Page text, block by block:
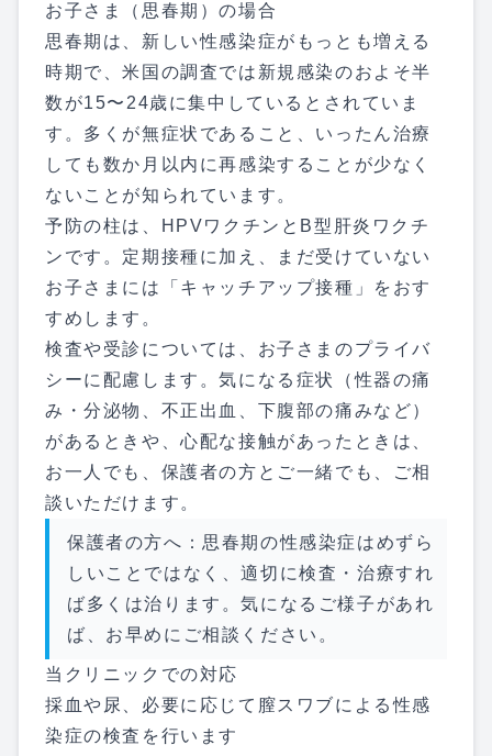
お子さま（思春期）の場合
思春期は、新しい性感染症がもっとも増える
時期で、米国の調査では新規感染のおよそ半
数が15〜24歳に集中しているとされていま
す。多くが無症状であること、いったん治療
しても数か月以内に再感染することが少なく
ないことが知られています。
予防の柱は、HPVワクチンとB型肝炎ワクチ
ンです。定期接種に加え、まだ受けていない
お子さまには「キャッチアップ接種」をおす
すめします。
検査や受診については、お子さまのプライバ
シーに配慮します。気になる症状（性器の痛
み・分泌物、不正出血、下腹部の痛みなど）
があるときや、心配な接触があったときは、
お一人でも、保護者の方とご一緒でも、ご相
談いただけます。
保護者の方へ：思春期の性感染症はめずら
しいことではなく、適切に検査・治療すれ
ば多くは治ります。気になるご様子があれ
ば、お早めにご相談ください。
当クリニックでの対応
採血や尿、必要に応じて膣スワブによる性感
染症の検査を行います